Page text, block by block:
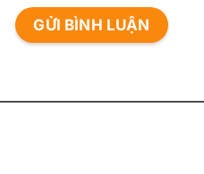
GỬI BÌNH LUẬN